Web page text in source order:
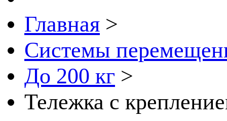
Главная >
Системы
До 200 кг >
Тележка с